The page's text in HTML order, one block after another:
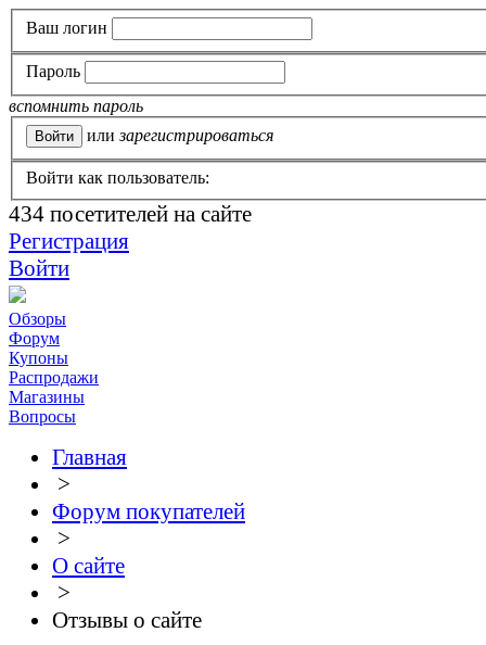
Ваш логин
Пароль
вспомнить пароль
или зарегистрироваться
Войти как пользователь:
434 посетителей на сайте
Регистрация
Войти
Обзоры
Форум
Купоны
Распродажи
Магазины
Вопросы
Главная
>
Форум покупателей
>
О сайте
>
Отзывы о сайте